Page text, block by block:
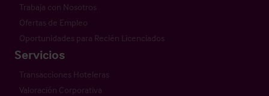
Trabaja con Nosotros
Ofertas de Empleo
Oportunidades para Recién Licenciados
Servicios
Transacciones Hoteleras
Valoración Corporativa